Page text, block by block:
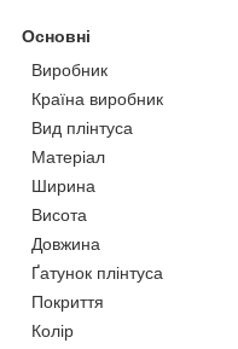
Основні
Виробник
Країна виробник
Вид плінтуса
Матеріал
Ширина
Висота
Довжина
Ґатунок плінтуса
Покриття
Колір